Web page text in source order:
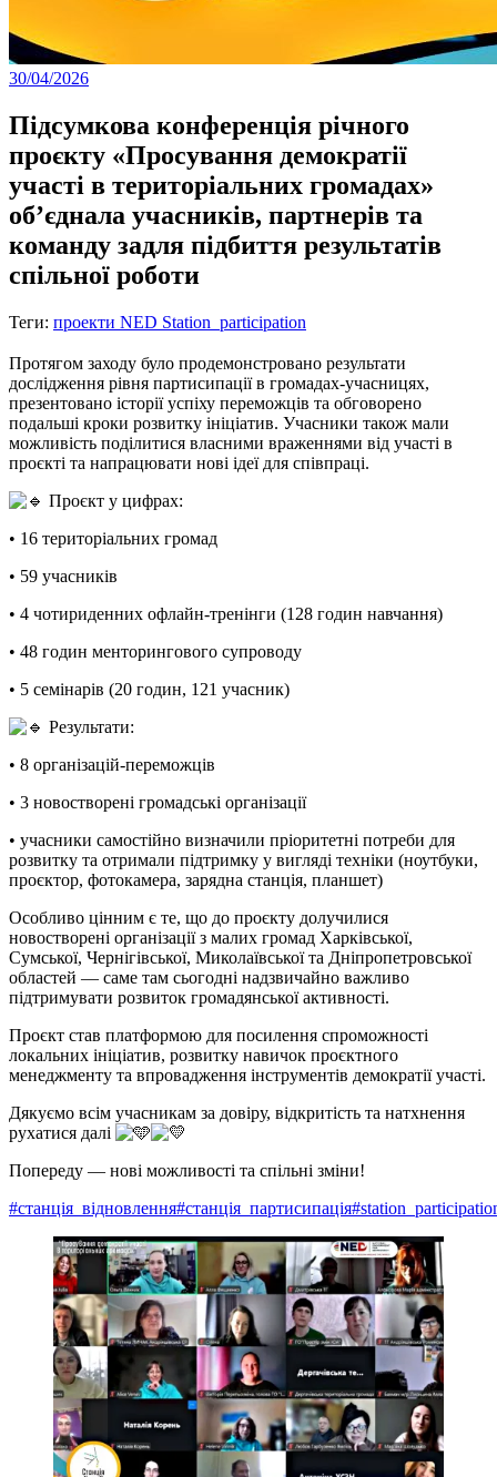
30/04/2026
Підсумкова конференція річного
проєкту «Просування демократії
участі в територіальних громадах»
об’єднала учасників, партнерів та
команду задля підбиття результатів
спільної роботи
Теги: проекти NED Station_participation
Протягом заходу було продемонстровано результати
дослідження рівня партисипації в громадах-учасницях,
презентовано історії успіху переможців та обговорено
подальші кроки розвитку ініціатив. Учасники також мали
можливість поділитися власними враженнями від участі в
проєкті та напрацювати нові ідеї для співпраці.
Проєкт у цифрах:
• 16 територіальних громад
• 59 учасників
• 4 чотириденних офлайн-тренінги (128 годин навчання)
• 48 годин менторингового супроводу
• 5 семінарів (20 годин, 121 учасник)
Результати:
• 8 організацій-переможців
• 3 новостворені громадські організації
• учасники самостійно визначили пріоритетні потреби для
розвитку та отримали підтримку у вигляді техніки (ноутбуки,
проєктор, фотокамера, зарядна станція, планшет)
Особливо цінним є те, що до проєкту долучилися
новостворені організації з малих громад Харківської,
Сумської, Чернігівської, Миколаївської та Дніпропетровської
областей — саме там сьогодні надзвичайно важливо
підтримувати розвиток громадянської активності.
Проєкт став платформою для посилення спроможності
локальних ініціатив, розвитку навичок проєктного
менеджменту та впровадження інструментів демократії участі.
Дякуємо всім учасникам за довіру, відкритість та натхнення
рухатися далі
Попереду — нові можливості та спільні зміни!
#станція_відновлення#станція_партисипація